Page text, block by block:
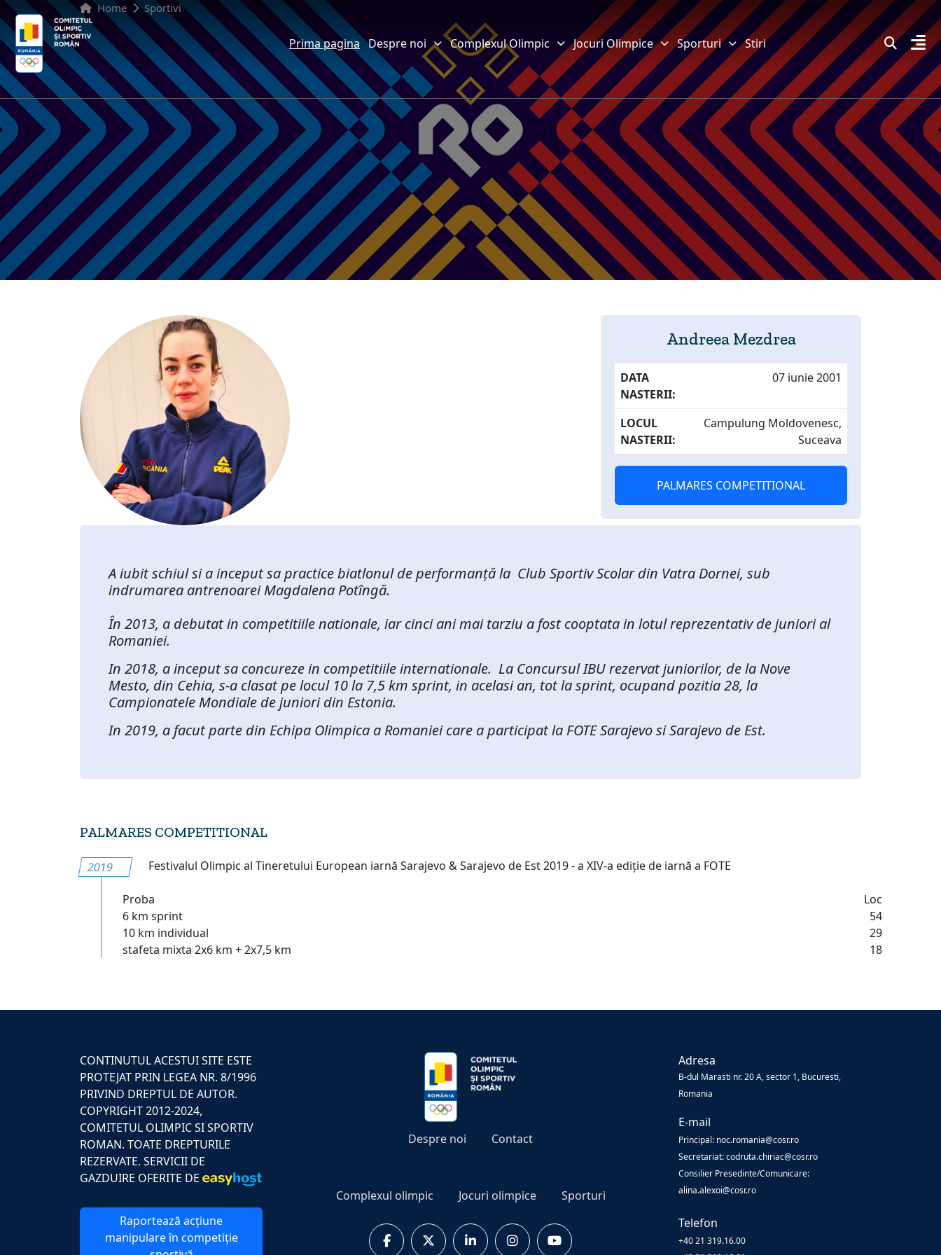
Prima pagina Despre noi Complexul Olimpic Jocuri Olimpice Sporturi Stiri
Home Sportivi
Andreea Mezdrea
DATA
NASTERII:
07 iunie 2001
LOCUL
NASTERII:
Campulung Moldovenesc,
Suceava
PALMARES COMPETITIONAL
A iubit schiul si a inceput sa practice biatlonul de performanță la Club Sportiv Scolar din Vatra Dornei, sub
indrumarea antrenoarei Magdalena Potîngă.
În 2013, a debutat in competitiile nationale, iar cinci ani mai tarziu a fost cooptata in lotul reprezentativ de juniori al
Romaniei.
In 2018, a inceput sa concureze in competitiile internationale. La Concursul IBU rezervat juniorilor, de la Nove
Mesto, din Cehia, s-a clasat pe locul 10 la 7,5 km sprint, in acelasi an, tot la sprint, ocupand pozitia 28, la
Campionatele Mondiale de juniori din Estonia.
In 2019, a facut parte din Echipa Olimpica a Romaniei care a participat la FOTE Sarajevo si Sarajevo de Est.
PALMARES COMPETITIONAL
2019 Festivalul Olimpic al Tineretului European iarnă Sarajevo & Sarajevo de Est 2019 - a XIV-a ediție de iarnă a FOTE
Proba
Loc
6 km sprint
54
10 km individual
29
stafeta mixta 2x6 km + 2x7,5 km
18
CONTINUTUL ACESTUI SITE ESTE
PROTEJAT PRIN LEGEA NR. 8/1996
PRIVIND DREPTUL DE AUTOR.
COPYRIGHT 2012-2024,
COMITETUL OLIMPIC SI SPORTIV
ROMAN. TOATE DREPTURILE
REZERVATE. SERVICII DE
GAZDUIRE OFERITE DE
Raportează acțiune
manipulare în competiție
Despre noi Contact
Complexul olimpic Jocuri olimpice Sporturi
Adresa
B-dul Marasti nr. 20 A, sector 1, Bucuresti,
Romania
E-mail
Principal: noc.romania@cosr.ro
Secretariat: codruta.chiriac@cosr.ro
Consilier Presedinte/Comunicare:
alina.alexoi@cosr.ro
Telefon
+40 21 319.16.00